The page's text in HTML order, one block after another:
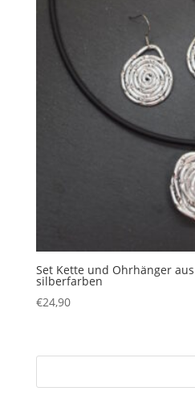
Set Kette und Ohrhänger
silberfarben
€24,90